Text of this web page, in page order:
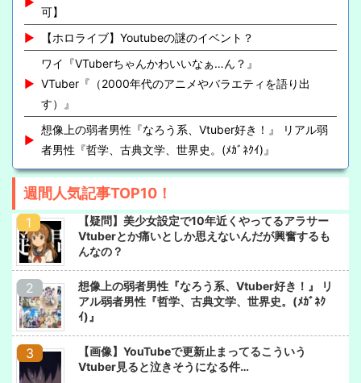
可】
【ホロライブ】Youtubeの謎のイベント？
ワイ『VTuberちゃんかわいいなぁ…ん？』
VTuber『（2000年代のアニメやバラエティを語り出
す）』
想像上の弱者男性『なろう系、Vtuber好き！』 リアル弱
者男性『哲学、古典文学、世界史。(ﾒｶﾞﾈｸｲ)』
週間人気記事TOP10！
【疑問】美少女設定で10年近くやってるアラサー
Vtuberとか痛いとしか思えないんだが興奮するも
んなの？
想像上の弱者男性『なろう系、Vtuber好き！』 リ
アル弱者男性『哲学、古典文学、世界史。(ﾒｶﾞﾈｸ
ｲ)』
【画像】YouTubeで更新止まってるこういう
Vtuber見ると泣きそうになる件…